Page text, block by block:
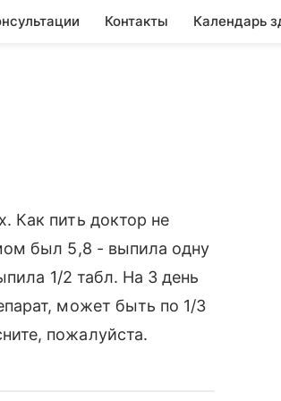
Контакты Календарь
Как пить доктор не
был 5,8 - выпила одну
1/2 табл. На 3 день
может быть по 1/3
пожалуйста.